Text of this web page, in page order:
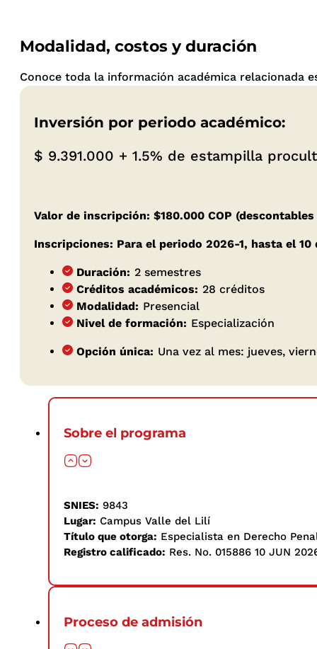
Modalidad, costos y duración
Conoce toda la información académica relacionada
Inversión por periodo académico:
$ 9.391.000 + 1.5% de estampilla
Valor de inscripción: $180.000 COP
Inscripciones: Para el periodo 2026-1, hasta el 10
Duración: 2 semestres
Créditos académicos: 28 créditos
Modalidad: Presencial
Nivel de formación: Especialización
Opción única: Una vez al mes: jueves,
Sobre el programa
SNIES: 9843
Lugar: Campus Valle del Lilí
Título que otorga: Especialista en Derecho
Registro calificado: Res. No. 015886 10 JUN
Proceso de admisión